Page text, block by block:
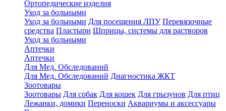
Ортопедические изделия
Уход за больными
Уход за больными Для посещения ЛПУ Перевязочные
средства Пластыри Шприцы, системы для растворов
Уход за больными
Аптечки
Аптечки
Для Мед. Обследований
Для Мед. Обследований Диагностика ЖКТ
Зоотовары
Зоотовары Для собак Для кошек Для грызунов Для птиц
Лежанки, домики Переноски Аквариумы и аксессуары